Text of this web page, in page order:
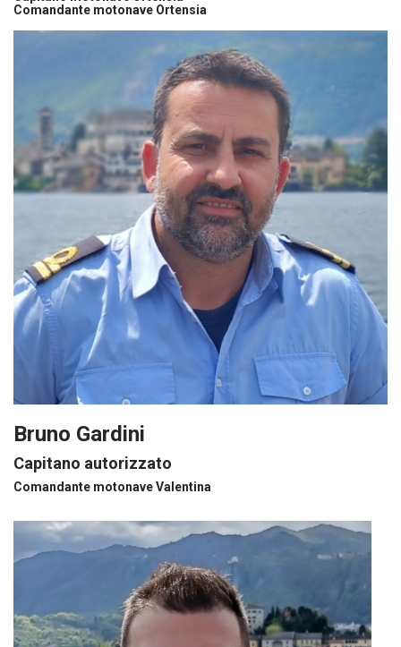
Comandante motonave Ortensia
Bruno Gardini
Capitano autorizzato
Comandante motonave Valentina